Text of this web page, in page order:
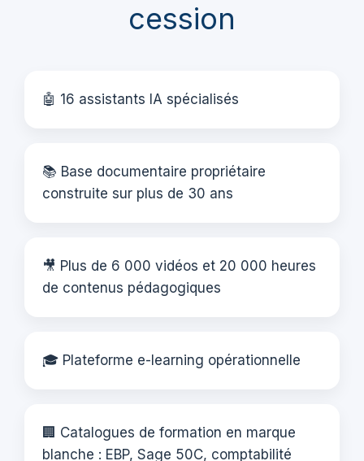
cession
🤖 16 assistants IA spécialisés
📚 Base documentaire propriétaire
construite sur plus de 30 ans
🎥 Plus de 6 000 vidéos et 20 000 heures
de contenus pédagogiques
🎓 Plateforme e-learning opérationnelle
🏢 Catalogues de formation en marque
blanche : EBP, Sage 50C, comptabilité